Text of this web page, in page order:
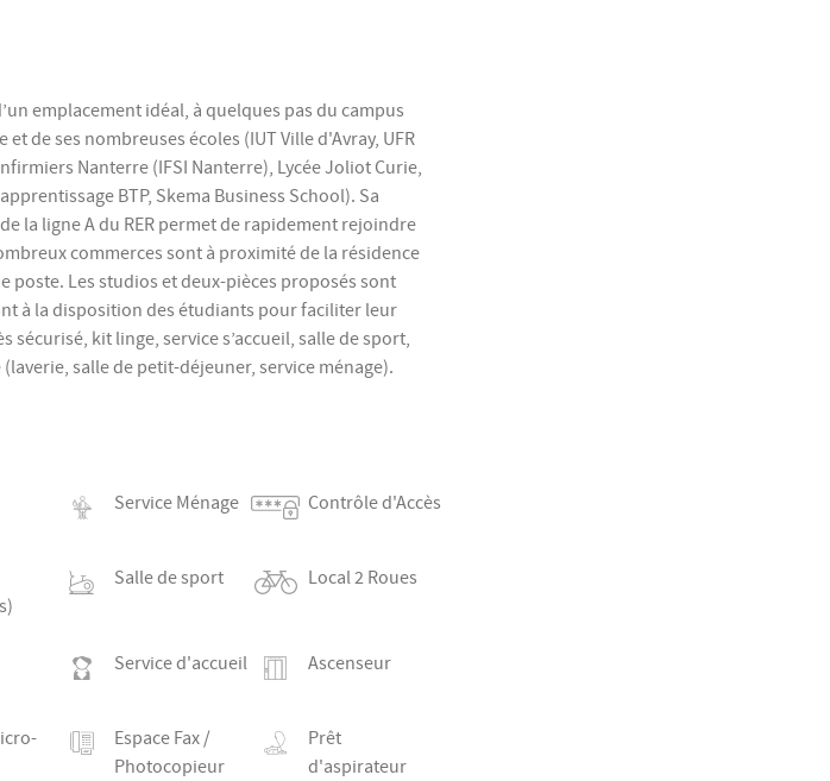
emplacement idéal, à quelques pas du campus
de ses nombreuses écoles (IUT Ville d'Avray, UFR
Nanterre (IFSI Nanterre), Lycée Joliot Curie,
BTP, Skema Business School). Sa
la ligne A du RER permet de rapidement rejoindre
commerces sont à proximité de la résidence
Les studios et deux-pièces proposés sont
à la disposition des étudiants pour faciliter leur
sécurisé, kit linge, service s’accueil, salle de sport,
salle de petit-déjeuner, service ménage).
Service Ménage Contrôle d'Accès
Salle de sport Local 2 Roues
Service d'accueil Ascenseur
Espace Fax /
Photocopieur
Prêt
d'aspirateur